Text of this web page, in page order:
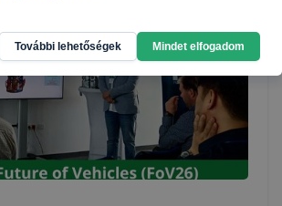
További lehetőségek Mindet elfogadom